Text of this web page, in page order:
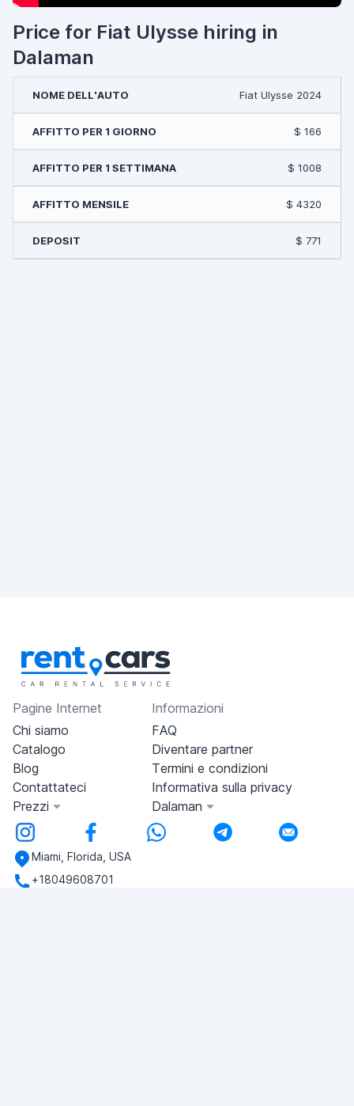
Price for Fiat Ulysse hiring in
Dalaman
Fiat Ulysse 2024
$ 166
$ 1008
$ 4320
$ 771
Pagine Internet
Chi siamo
Catalogo
Blog
Contattateci
Prezzi
Informazioni
FAQ
Diventare partner
Termini e condizioni
Informativa sulla privacy
Dalaman
Miami, Florida, USA
+18049608701